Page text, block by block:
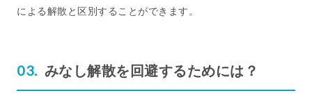
による解散と区別することができます。
みなし解散を回避するためには？